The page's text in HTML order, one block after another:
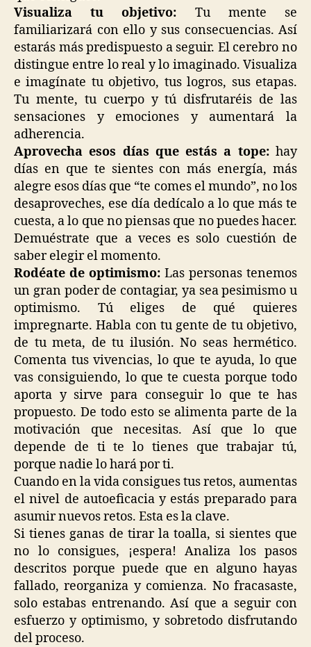
Visualiza tu objetivo: Tu mente se
familiarizará con ello y sus consecuencias. Así
estarás más predispuesto a seguir. El cerebro no
distingue entre lo real y lo imaginado. Visualiza
e imagínate tu objetivo, tus logros, sus etapas.
Tu mente, tu cuerpo y tú disfrutaréis de las
sensaciones y emociones y aumentará la
adherencia.
Aprovecha esos días que estás a tope:hay
días en que te sientes con más energía, más
alegre esos días que “te comes el mundo”, no los
desaproveches, ese día dedícalo a lo que más te
cuesta, a lo que no piensas que no puedes hacer.
Demuéstrate que a veces es solo cuestión de
saber elegir el momento.
Rodéate de optimismo: Las personas tenemos
un gran poder de contagiar, ya sea pesimismo u
optimismo. Tú eliges de qué quieres
impregnarte. Habla con tu gente de tu objetivo,
de tu meta, de tu ilusión. No seas hermético.
Comenta tus vivencias, lo que te ayuda, lo que
vas consiguiendo, lo que te cuesta porque todo
aporta y sirve para conseguir lo que te has
propuesto. De todo esto se alimenta parte de la
motivación que necesitas. Así que lo que
depende de ti te lo tienes que trabajar tú,
porque nadie lo hará por ti.
Cuando en la vida consigues tus retos, aumentas
el nivel de autoeficacia y estás preparado para
asumir nuevos retos. Esta es la clave.
Si tienes ganas de tirar la toalla, si sientes que
no lo consigues, ¡espera! Analiza los pasos
descritos porque puede que en alguno hayas
fallado, reorganiza y comienza. No fracasaste,
solo estabas entrenando. Así que a seguir con
esfuerzo y optimismo, y sobretodo disfrutando
del proceso.